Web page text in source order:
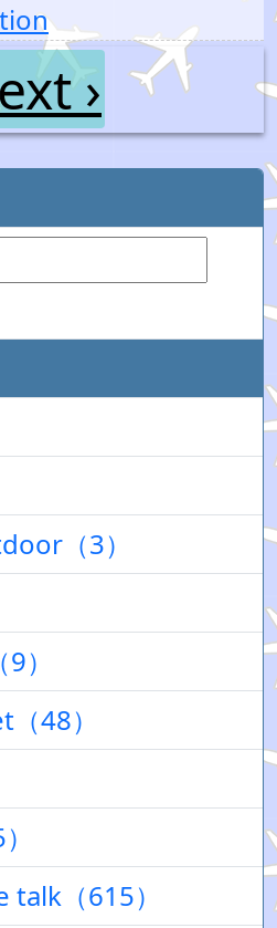
›
（3）
）
48）
（615）